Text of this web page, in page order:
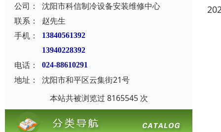
公司：
沈阳市科信制冷设备安装维修中心
联系：
赵先生
手机：
13840561392
13940228392
电话： 024-88610291
地址：
沈阳市和平区云集街21号
本站共被浏览过 8165545 次